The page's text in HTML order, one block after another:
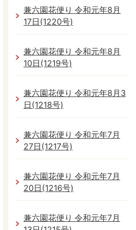
兼六園花便り 令和元年8月
17日(1220号)
兼六園花便り 令和元年8月
10日(1219号)
兼六園花便り 令和元年8月3
日(1218号)
兼六園花便り 令和元年7月
27日(1217号)
兼六園花便り 令和元年7月
20日(1216号)
兼六園花便り 令和元年7月